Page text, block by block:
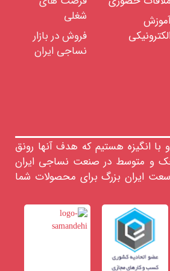
شغلی
فروش در بازار
نساجی ایران
و با انگیزه هستیم که هدف آنها رونق
و متوسط در صنعت نساجی ایران
ایران بزرگ برای محصولات شما